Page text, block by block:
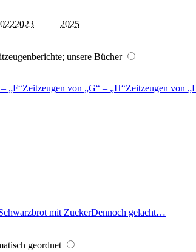
2023 | 2025
unsere Bücher
– F Zeitzeugen von G – H Zeitzeugen von
mit ZuckerDennoch gelacht…
geordnet